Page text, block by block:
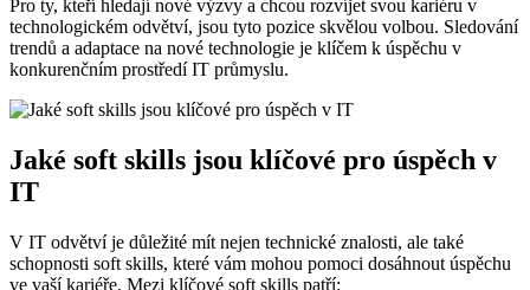
Pro ty, kteří hledají nové výzvy a chcou rozvíjet svou kariéru v
technologickém odvětví, jsou tyto pozice skvělou volbou. Sledování
trendů a adaptace na nové technologie je klíčem k úspěchu v
konkurenčním prostředí IT průmyslu.
Jaké soft skills jsou klíčové pro úspěch v
IT
V IT odvětví je důležité mít nejen technické znalosti, ale také
schopnosti soft skills, které vám mohou pomoci dosáhnout úspěchu
ve vaší kariéře. Mezi klíčové soft skills patří: